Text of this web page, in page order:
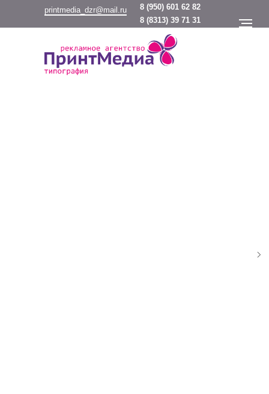
8 (950) 601 62 82
printmedia_dzr@mail.ru
8 (8313) 39 71 31